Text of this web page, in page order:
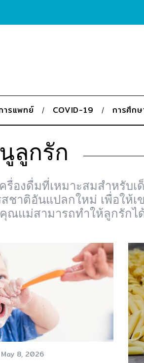
รแพทย์ COVID-19 การศึกษ
ลูกรัก
รื่องดื่มที่เหมาะสมสำหรับ
าติอันแปลกใหม่ เพื่อให้เ
แม่สามารถทำให้ลูกรักได้
May 8, 2026